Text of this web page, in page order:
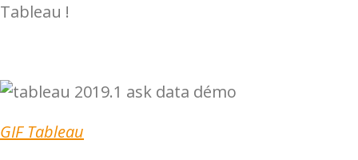
Tableau !
GIF Tableau